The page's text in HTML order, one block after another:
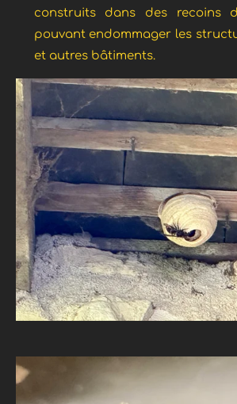
construits dans des recoins
pouvant endommager les
et autres bâtiments.